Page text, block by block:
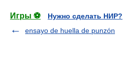
Игры ⚽
Нужно сделать НИР?
ensayo de huella de punzón